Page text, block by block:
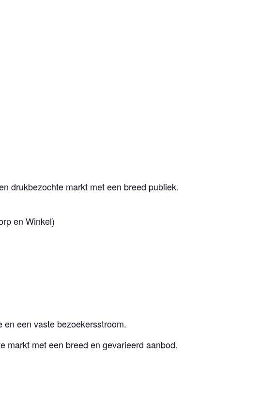
drukbezochte markt met een breed publiek.
en Winkel)
een vaste bezoekersstroom.
markt met een breed en gevarieerd aanbod.